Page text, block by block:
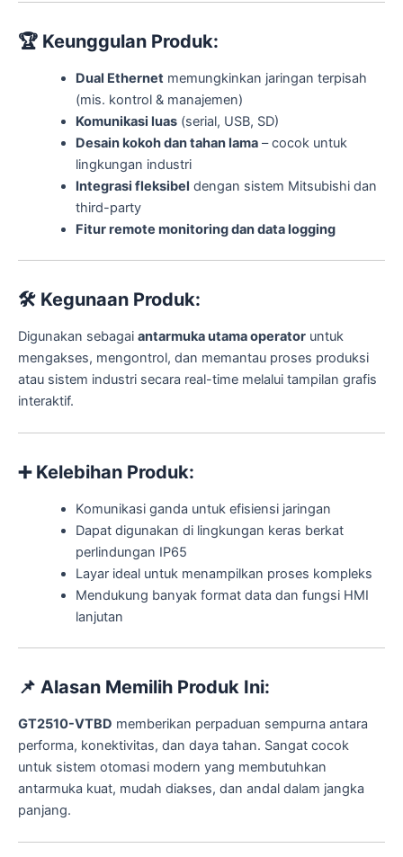
🏆 Keunggulan Produk:
Dual Ethernetmemungkinkan jaringan terpisah
(mis. kontrol & manajemen)
Komunikasi luas(serial, USB, SD)
Desain kokoh dan tahan lama– cocok untuk
lingkungan industri
Integrasi fleksibel dengan sistem Mitsubishi dan
third-party
Fitur remote monitoring dan data logging
🛠️ Kegunaan Produk:
Digunakan sebagai antarmuka utama operator untuk
mengakses, mengontrol, dan memantau proses produksi
atau sistem industri secara real-time melalui tampilan grafis
interaktif.
➕ Kelebihan Produk:
Komunikasi ganda untuk efisiensi jaringan
Dapat digunakan di lingkungan keras berkat
perlindungan IP65
Layar ideal untuk menampilkan proses kompleks
Mendukung banyak format data dan fungsi HMI
lanjutan
📌 Alasan Memilih Produk Ini:
GT2510-VTBD memberikan perpaduan sempurna antara
performa, konektivitas, dan daya tahan. Sangat cocok
untuk sistem otomasi modern yang membutuhkan
antarmuka kuat, mudah diakses, dan andal dalam jangka
panjang.